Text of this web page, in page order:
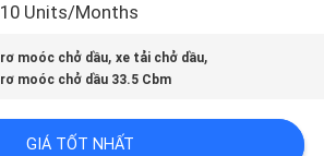
10 Units/Months
rơ moóc chở dầu,xe tải chở dầu,
rơ moóc chở dầu 33.5 Cbm
GIÁ TỐT NHẤT